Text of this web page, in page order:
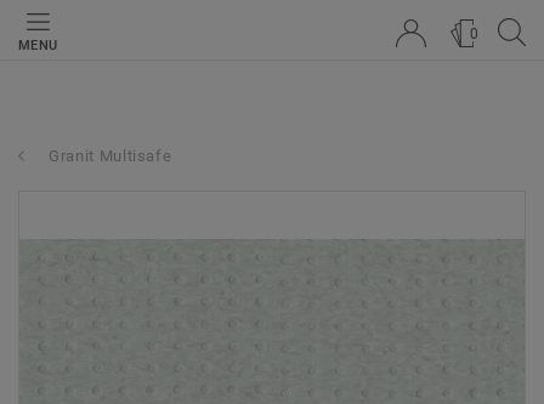
MENU
0
Granit Multisafe